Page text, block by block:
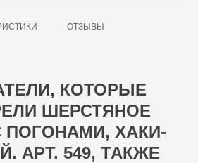
ОТЗЫВЫ
КОТОРЫЕ
ШЕРСТЯНОЕ
ПОГОНАМИ, ХАКИ-
АРТ. 549, ТАКЖЕ